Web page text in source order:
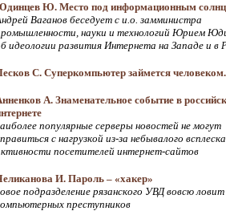
Ю. Место под информационным
Ваганов беседует с и.о. замминистра
науки и технологий Юрием
идеологии развития Интернета на Западе и в
С. Суперкомпьютер займется человеком.
А. Знаменательное событие в
популярные серверы новостей не могут
с нагрузкой из-за небывалого всплеска
посетителей интернет-сайтов
И. Пароль – «хакер»
подразделение рязанского УВД вовсю ловит
преступников